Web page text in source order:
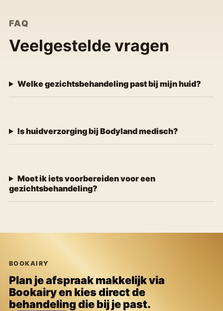
FAQ
Veelgestelde vragen
Welke gezichtsbehandeling past bij mijn huid?
Is huidverzorging bij Bodyland medisch?
Moet ik iets voorbereiden voor een
gezichtsbehandeling?
BOOKAIRY
Plan je afspraak makkelijk via
Bookairy en kies direct de
behandeling die bij je past.